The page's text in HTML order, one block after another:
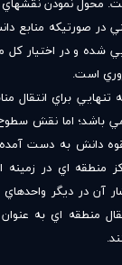
در صورتيکه منابع
شده و در اختيار
است.
براي انتقال
باشد؛ اما نقش
دانش به دست
منطقه اي در زمينه
آن در ديگر
منطقه اي به